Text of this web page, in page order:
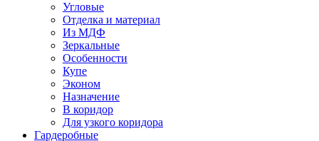
Угловые
Отделка и материал
Из МДФ
Зеркальные
Особенности
Купе
Эконом
Назначение
В коридор
Для узкого коридора
Гардеробные